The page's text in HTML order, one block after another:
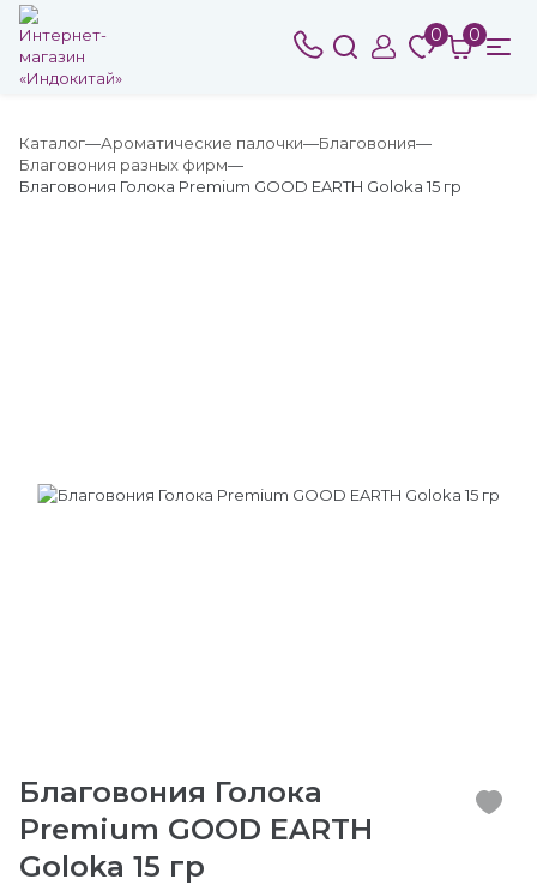
0 0
Каталог Ароматические палочки
Благовония
Благовония разных фирм
Благовония Голока Premium GOOD EARTH Goloka 15 гр
Благовония Голока
Premium GOOD EARTH
Goloka 15 гр